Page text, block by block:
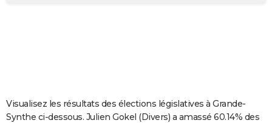
Carte de Noël
Carte Bonne année
Carte Saint-Valentin
Carte Pâques
Carte d'anniversaire
DICTIONNAIRE
Visualisez les résultats des élections législatives à Grande-
Synthe ci-dessous. Julien Gokel (Divers) a amassé 60.14% des